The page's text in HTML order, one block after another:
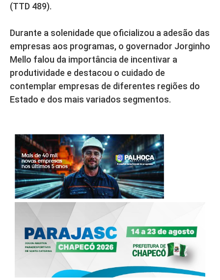
(TTD 489).
Durante a solenidade que oficializou a adesão das
empresas aos programas, o governador Jorginho
Mello falou da importância de incentivar a
produtividade e destacou o cuidado de
contemplar empresas de diferentes regiões do
Estado e dos mais variados segmentos.